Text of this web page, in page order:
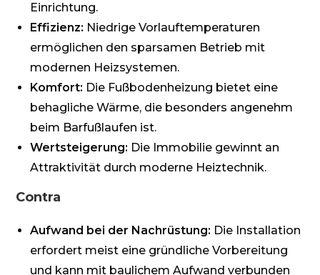
Einrichtung.
Effizienz: Niedrige Vorlauftemperaturen
ermöglichen den sparsamen Betrieb mit
modernen Heizsystemen.
Komfort: Die Fußbodenheizung bietet eine
behagliche Wärme, die besonders angenehm
beim Barfußlaufen ist.
Wertsteigerung: Die Immobilie gewinnt an
Attraktivität durch moderne Heiztechnik.
Contra
Aufwand bei der Nachrüstung: Die Installation
erfordert meist eine gründliche Vorbereitung
und kann mit baulichem Aufwand verbunden